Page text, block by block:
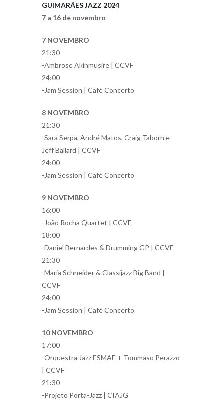
GUIMARÃES JAZZ 2024
7 a 16 de novembro
7 NOVEMBRO
21:30
-Ambrose Akinmusire | CCVF
24:00
-Jam Session | Café Concerto
8 NOVEMBRO
21:30
-Sara Serpa, André Matos, Craig Taborn e
Jeff Ballard | CCVF
24:00
-Jam Session | Café Concerto
9 NOVEMBRO
16:00
-João Rocha Quartet | CCVF
18:00
-Daniel Bernardes & Drumming GP | CCVF
21:30
-Maria Schneider & Classijazz Big Band |
CCVF
24:00
-Jam Session | Café Concerto
10 NOVEMBRO
17:00
-Orquestra Jazz ESMAE + Tommaso Perazzo
| CCVF
21:30
-Projeto Porta-Jazz | CIAJG